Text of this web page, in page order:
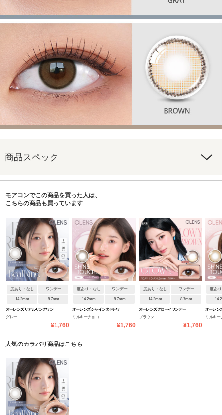
商品スペック
モアコンでこの商品を買った人は、
こちらの商品も買っています
度あり・なし ワンデー
14.2mm 8.7mm
オーレンズ リアルリングワン
グレー
¥1,760
度あり・なし ワンデー
14.2mm 8.7mm
オーレンズ シャインタッチワ
ミルキーチョコ
¥1,760
度あり・なし ワンデー
14.2mm 8.7mm
オーレンズ グローイワンデー
ブラウン
¥1,760
度あ
オーレン
ミルキー
人気のカラバリ商品はこちら